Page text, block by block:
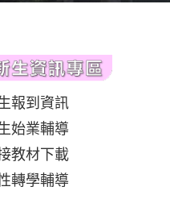
報到資訊
始業輔導
教材下載
轉學輔導